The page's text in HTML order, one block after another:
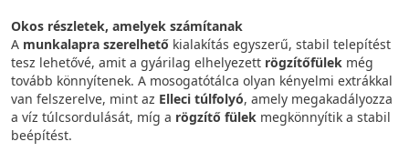
Okos részletek, amelyek számítanak
A munkalapra szerelhető kialakítás egyszerű, stabil telepítést
tesz lehetővé, amit a gyárilag elhelyezett rögzítőfülek még
tovább könnyítenek. A mosogatótálca olyan kényelmi extrákkal
van felszerelve, mint az Elleci túlfolyó, amely megakadályozza
a víz túlcsordulását, míg a rögzítő fülek megkönnyítik a stabil
beépítést.